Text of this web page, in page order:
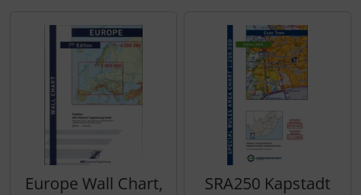
Europe Wall Chart,
SRA250 Kapstadt
Tapes und Tuning
Transponder
Sonstiges